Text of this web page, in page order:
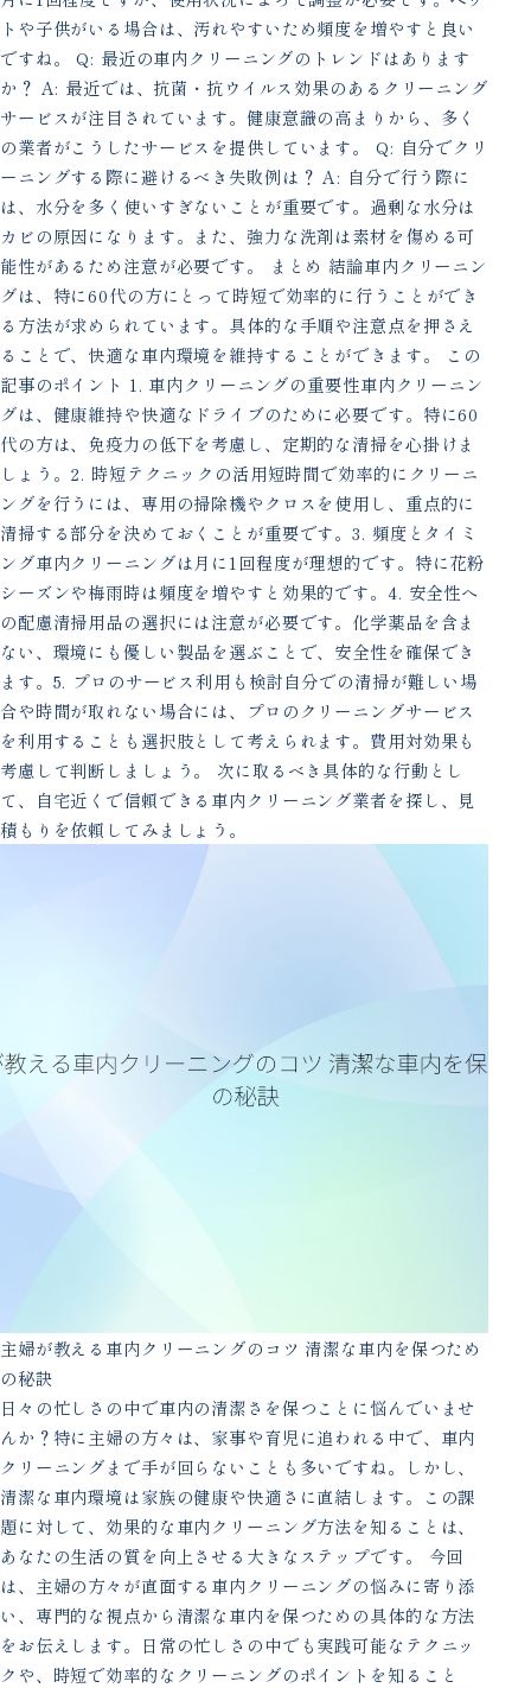
トや子供がいる場合は、汚れやすいため頻度を増やすと良い
ですね。 Q: 最近の車内クリーニングのトレンドはあります
か？ A: 最近では、抗菌・抗ウイルス効果のあるクリーニング
サービスが注目されています。健康意識の高まりから、多く
の業者がこうしたサービスを提供しています。 Q: 自分でクリ
ーニングする際に避けるべき失敗例は？ A: 自分で行う際に
は、水分を多く使いすぎないことが重要です。過剰な水分は
カビの原因になります。また、強力な洗剤は素材を傷める可
能性があるため注意が必要です。 まとめ 結論車内クリーニン
グは、特に60代の方にとって時短で効率的に行うことができ
る方法が求められています。具体的な手順や注意点を押さえ
ることで、快適な車内環境を維持することができます。 この
記事のポイント 1. 車内クリーニングの重要性車内クリーニン
グは、健康維持や快適なドライブのために必要です。特に60
代の方は、免疫力の低下を考慮し、定期的な清掃を心掛けま
しょう。2. 時短テクニックの活用短時間で効率的にクリーニ
ングを行うには、専用の掃除機やクロスを使用し、重点的に
清掃する部分を決めておくことが重要です。3. 頻度とタイミ
ング車内クリーニングは月に1回程度が理想的です。特に花粉
シーズンや梅雨時は頻度を増やすと効果的です。4. 安全性へ
の配慮清掃用品の選択には注意が必要です。化学薬品を含ま
ない、環境にも優しい製品を選ぶことで、安全性を確保でき
ます。5. プロのサービス利用も検討自分での清掃が難しい場
合や時間が取れない場合には、プロのクリーニングサービス
を利用することも選択肢として考えられます。費用対効果も
考慮して判断しましょう。 次に取るべき具体的な行動とし
て、自宅近くで信頼できる車内クリーニング業者を探し、見
積もりを依頼してみましょう。
主婦が教える車内クリーニングのコツ 清潔な車内を保つため
の秘訣
日々の忙しさの中で車内の清潔さを保つことに悩んでいませ
んか？特に主婦の方々は、家事や育児に追われる中で、車内
クリーニングまで手が回らないことも多いですね。しかし、
清潔な車内環境は家族の健康や快適さに直結します。この課
題に対して、効果的な車内クリーニング方法を知ることは、
あなたの生活の質を向上させる大きなステップです。 今回
は、主婦の方々が直面する車内クリーニングの悩みに寄り添
い、専門的な視点から清潔な車内を保つための具体的な方法
をお伝えします。日常の忙しさの中でも実践可能なテクニッ
クや、時短で効率的なクリーニングのポイントを知ること